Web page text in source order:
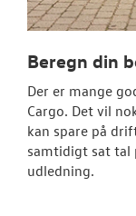
Beregn din
Der er mange
Cargo. Det vil
kan spare på
samtidigt sat tal
udledning.